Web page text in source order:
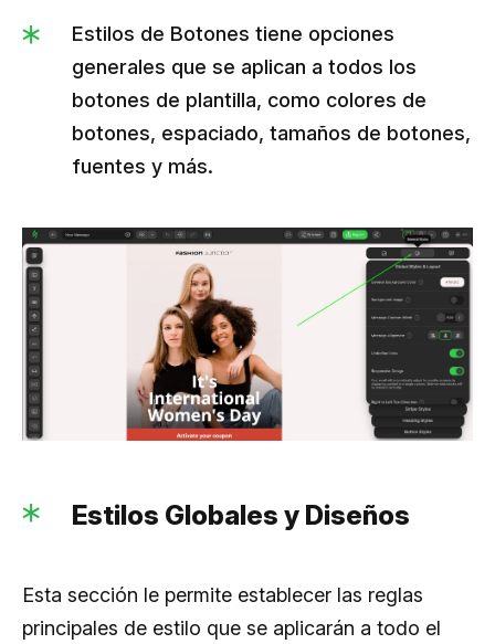
Estilos de Botones tiene opciones
generales que se aplican a todos los
botones de plantilla, como colores de
botones, espaciado, tamaños de botones,
fuentes y más.
Estilos Globales y Diseños
Esta sección le permite establecer las reglas
principales de estilo que se aplicarán a todo el